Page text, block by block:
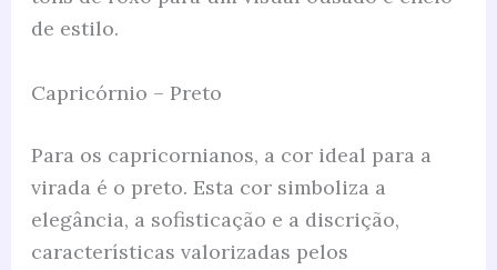
de estilo.
Capricórnio – Preto
Para os capricornianos, a cor ideal para a
virada é o preto. Esta cor simboliza a
elegância, a sofisticação e a discrição,
características valorizadas pelos